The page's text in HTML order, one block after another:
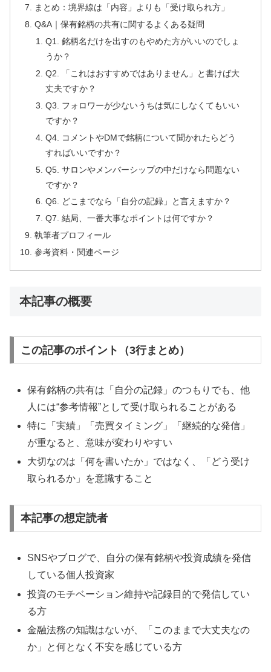
まとめ：境界線は「内容」よりも「受け取られ方」
Q&A｜保有銘柄の共有に関するよくある疑問
Q1. 銘柄名だけを出すのもやめた方がいいのでしょ
うか？
Q2. 「これはおすすめではありません」と書けば大
丈夫ですか？
Q3. フォロワーが少ないうちは気にしなくてもいい
ですか？
Q4. コメントやDMで銘柄について聞かれたらどう
すればいいですか？
Q5. サロンやメンバーシップの中だけなら問題ない
ですか？
Q6. どこまでなら「自分の記録」と言えますか？
Q7. 結局、一番大事なポイントは何ですか？
執筆者プロフィール
参考資料・関連ページ
本記事の概要
この記事のポイント（3行まとめ）
保有銘柄の共有は「自分の記録」のつもりでも、他
人には“参考情報”として受け取られることがある
特に「実績」「売買タイミング」「継続的な発信」
が重なると、意味が変わりやすい
大切なのは「何を書いたか」ではなく、「どう受け
取られるか」を意識すること
本記事の想定読者
SNSやブログで、自分の保有銘柄や投資成績を発信
している個人投資家
投資のモチベーション維持や記録目的で発信してい
る方
金融法務の知識はないが、「このままで大丈夫なの
か」と何となく不安を感じている方